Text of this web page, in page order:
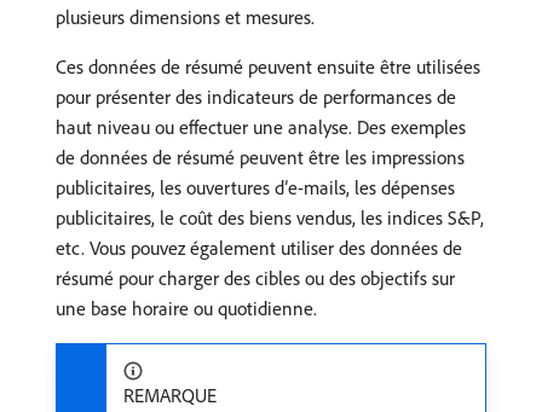
plusieurs dimensions et mesures.
Ces données de résumé peuvent ensuite être utilisées
pour présenter des indicateurs de performances de
haut niveau ou effectuer une analyse. Des exemples
de données de résumé peuvent être les impressions
publicitaires, les ouvertures d’e-mails, les dépenses
publicitaires, le coût des biens vendus, les indices S&P,
etc. Vous pouvez également utiliser des données de
résumé pour charger des cibles ou des objectifs sur
une base horaire ou quotidienne.
REMARQUE